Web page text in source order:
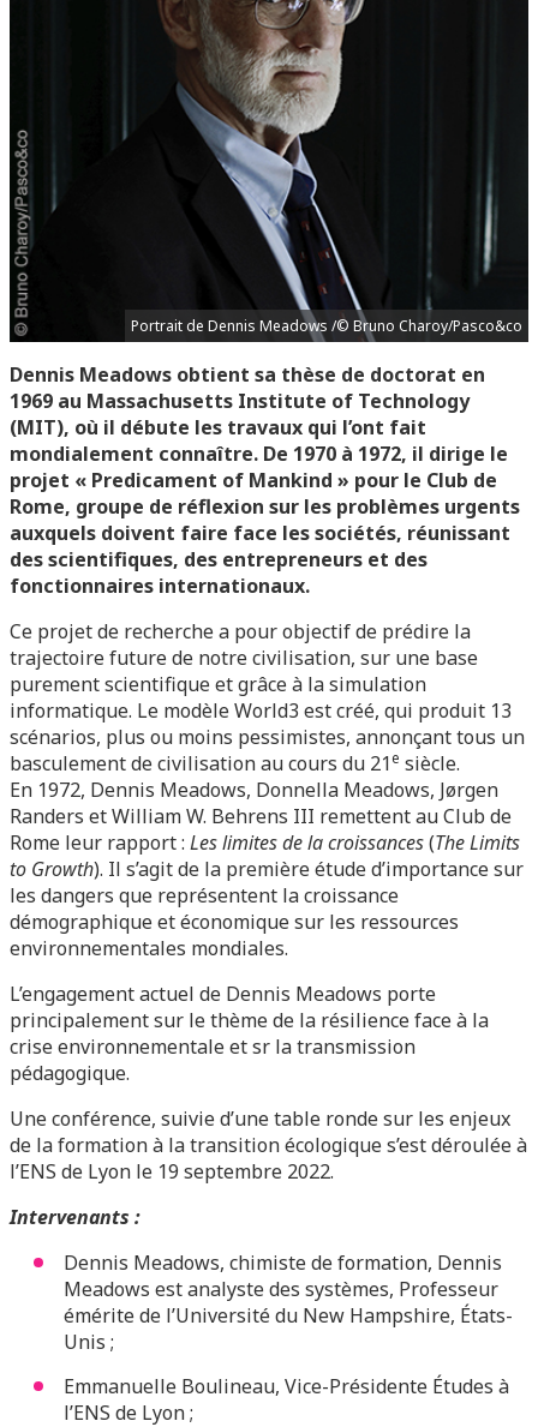
Portrait de Dennis Meadows /© Bruno Charoy/Pasco&co
Dennis Meadows obtient sa thèse de doctorat en
1969 au Massachusetts Institute of Technology
(MIT), où il débute les travaux qui l’ont fait
mondialement connaître. De 1970 à 1972, il dirige le
projet « Predicament of Mankind » pour le Club de
Rome, groupe de réflexion sur les problèmes urgents
auxquels doivent faire face les sociétés, réunissant
des scientifiques, des entrepreneurs et des
fonctionnaires internationaux.
Ce projet de recherche a pour objectif de prédire la
trajectoire future de notre civilisation, sur une base
purement scientifique et grâce à la simulation
informatique. Le modèle World3 est créé, qui produit 13
scénarios, plus ou moins pessimistes, annonçant tous un
basculement de civilisation au cours du 21e siècle.
En 1972, Dennis Meadows, Donnella Meadows, Jørgen
Randers et William W. Behrens III remettent au Club de
Rome leur rapport : Les limites de la croissances(The Limits
to Growth). Il s’agit de la première étude d’importance sur
les dangers que représentent la croissance
démographique et économique sur les ressources
environnementales mondiales.
L’engagement actuel de Dennis Meadows porte
principalement sur le thème de la résilience face à la
crise environnementale et sr la transmission
pédagogique.
Une conférence, suivie d’une table ronde sur les enjeux
de la formation à la transition écologique s’est déroulée à
l’ENS de Lyon le 19 septembre 2022.
Intervenants :
Dennis Meadows, chimiste de formation, Dennis
Meadows est analyste des systèmes, Professeur
émérite de l’Université du New Hampshire, États-
Unis ;
Emmanuelle Boulineau, Vice-Présidente Études à
l’ENS de Lyon ;